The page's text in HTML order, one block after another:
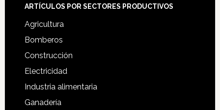
ARTÍCULOS POR SECTORES PRODUCTIVOS
Agricultura
Bomberos
Construcción
Electricidad
Industria alimentaria
Ganadería